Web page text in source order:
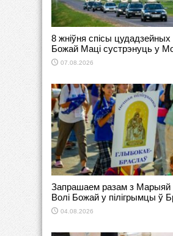
8 жніўня спісы
Божай Маці сустрэнуць у
07.08.2026
Запрашаем разам з Марыяй
Волі Божай у пілігрымцы ў
04.08.2026